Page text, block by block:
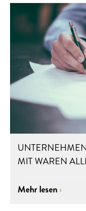
MIT WAREN
Mehr lesen